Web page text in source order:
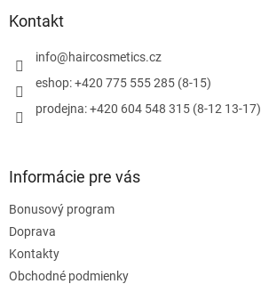
Kontakt
info@haircosmetics.cz
eshop: +420 775 555 285 (8-15)
prodejna: +420 604 548 315 (8-12 13-17)
Informácie pre vás
Bonusový program
Doprava
Kontakty
Obchodné podmienky